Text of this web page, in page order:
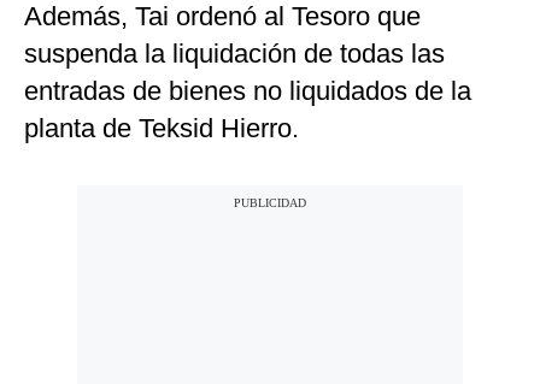
Además, Tai ordenó al Tesoro que
suspenda la liquidación de todas las
entradas de bienes no liquidados de la
planta de Teksid Hierro.